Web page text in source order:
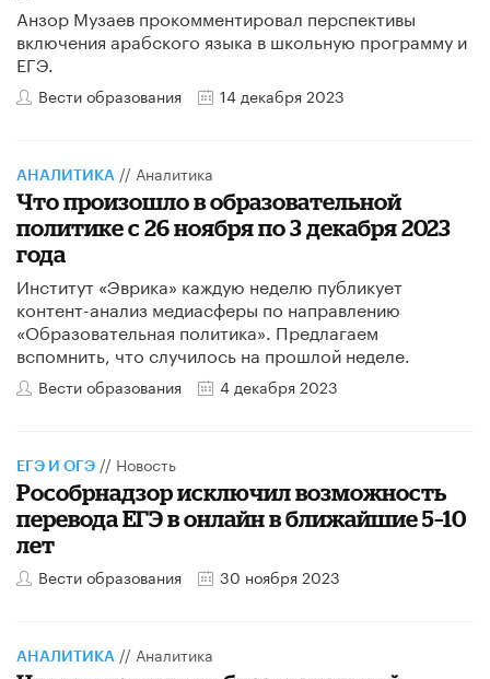
Анзор Музаев прокомментировал перспективы
включения арабского языка в школьную программу и
ЕГЭ.
Вести образования 14 декабря 2023
АНАЛИТИКА // Аналитика
Что произошло в образовательной
политике с 26 ноября по 3 декабря 2023
года
Институт «Эврика» каждую неделю публикует
контент-анализ медиасферы по направлению
«Образовательная политика». Предлагаем
вспомнить, что случилось на прошлой неделе.
Вести образования 4 декабря 2023
ЕГЭ И ОГЭ // Новость
Рособрнадзор исключил возможность
перевода ЕГЭ в онлайн в ближайшие 5–10
лет
Вести образования 30 ноября 2023
АНАЛИТИКА // Аналитика